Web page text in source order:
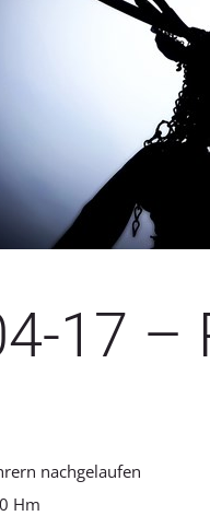
17 –
nachgelaufen
Hm